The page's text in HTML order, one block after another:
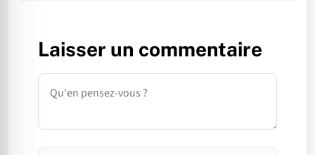
Laisser un commentaire
Commentaire